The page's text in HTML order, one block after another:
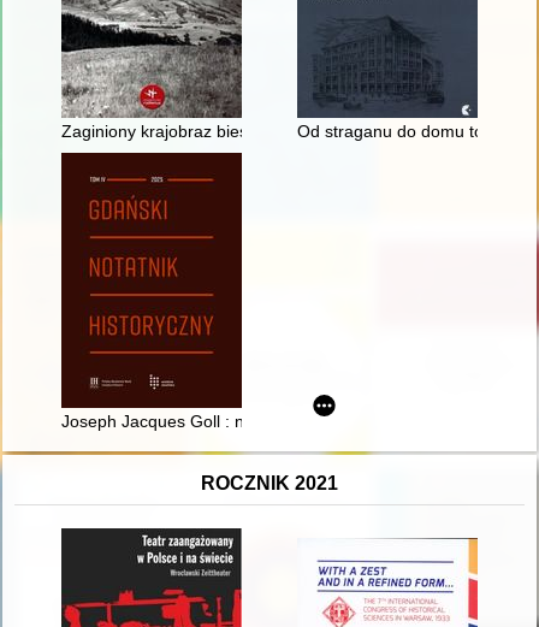
Zaginiony krajobraz bieszczadzkich połonin
Od straganu do domu
Joseph Jacques Goll : nieznany dowódca inżynierów
ROCZNIK 2021